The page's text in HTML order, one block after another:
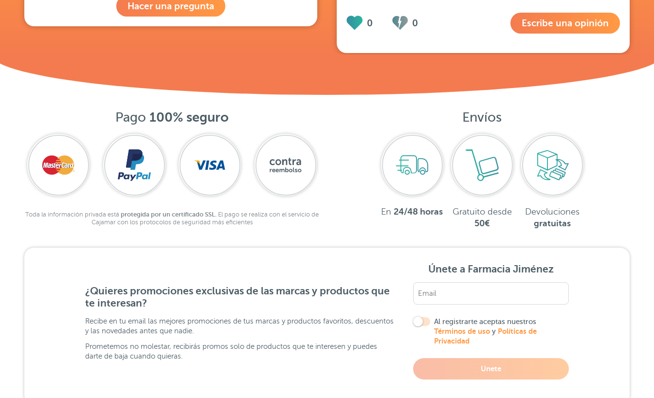
Hacer una pregunta
0 0 Escribe una opinión
Pago 100% seguro
Toda la información privada está protegida por un certificado SSL.
El pago se realiza con el servicio de
Cajamar con los protocolos de seguridad más eficientes
Envíos
En 24/48 horas
Gratuito desde
50€
Devoluciones
gratuitas
¿Quieres promociones exclusivas de las marcas y productos que
te interesan?
Recibe en tu email las mejores promociones de tus marcas y productos favoritos, descuentos
y las novedades antes que nadie.
Prometemos no molestar, recibirás promos solo de productos que te interesen y puedes
darte de baja cuando quieras.
Únete a Farmacia Jiménez
Al registrarte aceptas nuestros
Términos de uso y Políticas de
Privacidad
Unete